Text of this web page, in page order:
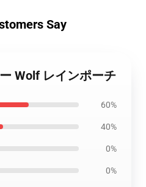
Say
Wolf レインポーチ
60%
40%
0%
0%